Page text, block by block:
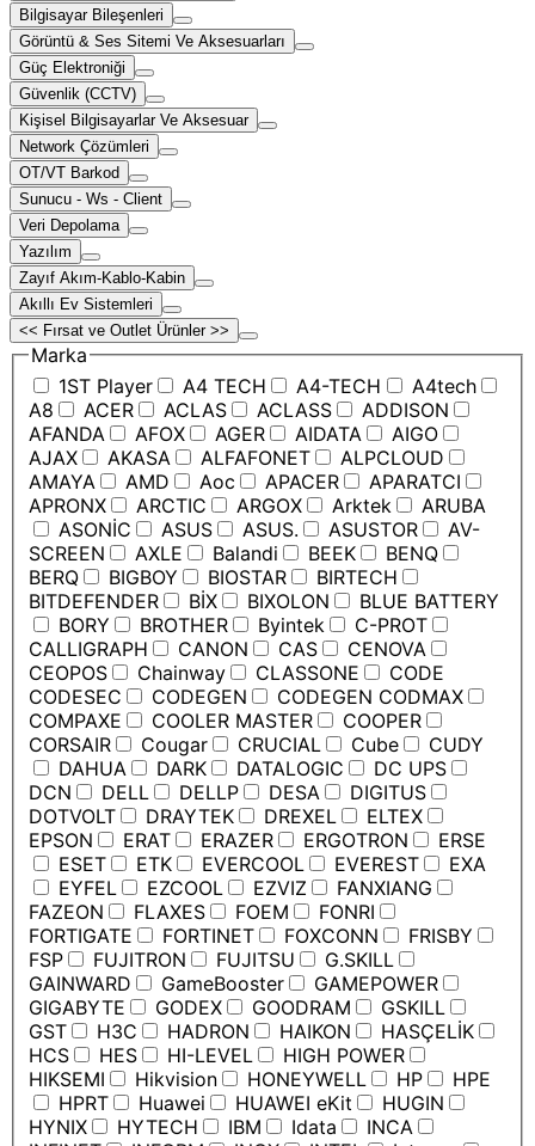
Bilgisayar Bileşenleri
Görüntü & Ses Sitemi Ve Aksesuarları
Güç Elektroniği
Güvenlik (CCTV)
Kişisel Bilgisayarlar Ve Aksesuar
Network Çözümleri
OT/VT Barkod
Sunucu - Ws - Client
Veri Depolama
Yazılım
Zayıf Akım-Kablo-Kabin
Akıllı Ev Sistemleri
<< Fırsat ve Outlet Ürünler >>
Marka
1ST Player
A4 TECH A4-TECH
A4tech
A8
ACER ACLAS ACLASS
ADDISON
AFANDA
AFOX AGER AIDATA
AIGO
AJAX
AKASA ALFAFONET
ALPCLOUD
AMAYA
AMD Aoc APACER
APARATCI
APRONX
ARCTIC ARGOX Arktek
ARUBA
ASONİC
ASUS ASUS. ASUSTOR
AV-
SCREEN
AXLE Balandi BEEK
BENQ
BERQ
BIGBOY BIOSTAR
BIRTECH
BITDEFENDER
BİX BIXOLON
BLUE BATTERY
BORY
BROTHER Byintek
C-PROT
CALLIGRAPH
CANON CAS
CENOVA
CEOPOS
Chainway CLASSONE
CODE
CODESEC
CODEGEN
CODEGEN CODMAX
COMPAXE
COOLER MASTER
COOPER
CORSAIR
Cougar CRUCIAL Cube
CUDY
DAHUA
DARK DATALOGIC
DC UPS
DCN
DELL DELLP DESA
DIGITUS
DOTVOLT
DRAYTEK DREXEL
ELTEX
EPSON
ERAT ERAZER ERGOTRON
ERSE
ESET
ETK EVERCOOL EVEREST
EXA
EYFEL
EZCOOL EZVIZ
FANXIANG
FAZEON
FLAXES FOEM
FONRI
FORTIGATE
FORTINET FOXCONN
FRISBY
FSP
FUJITRON FUJITSU
G.SKILL
GAINWARD
GameBooster
GAMEPOWER
GIGABYTE
GODEX GOODRAM
GSKILL
GST
H3C HADRON HAIKON
HASÇELİK
HCS
HES HI-LEVEL
HIGH POWER
HIKSEMI
Hikvision HONEYWELL HP
HPE
HPRT
Huawei HUAWEI eKit
HUGIN
HYNIX
HYTECH IBM Idata
INCA